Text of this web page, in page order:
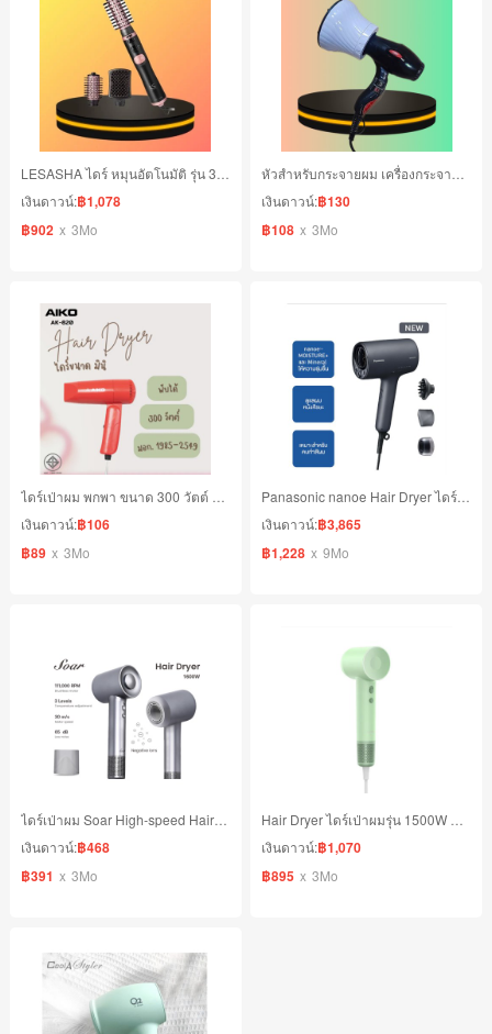
เงินดาวน์:฿1,078
฿902 x 3Mo
เงินดาวน์:฿130
฿108 x 3Mo
เงินดาวน์:฿106
฿89 x 3Mo
เงินดาวน์:฿3,865
฿1,228 x 9Mo
ไดร์เป่าผม Soar High-speed Hair Dryer 1600W ปรับลมได้ 3 ระดับ
เงินดาวน์:฿468
฿391 x 3Mo
เงินดาวน์:฿1,070
฿895 x 3Mo